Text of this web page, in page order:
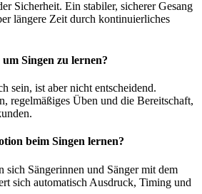
Sicherheit. Ein stabiler, sicherer Gesang
längere Zeit durch kontinuierliches
Singen zu lernen?
sein, ist aber nicht entscheidend.
regelmäßiges Üben und die Bereitschaft,
beim Singen lernen?
sich Sängerinnen und Sänger mit dem
sich automatisch Ausdruck, Timing und